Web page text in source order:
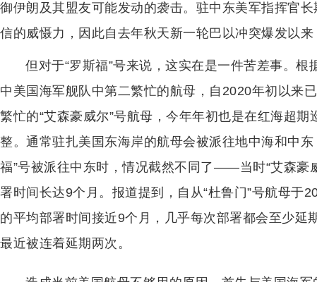
御伊朗及其盟友可能发动的袭击。驻中东美军指挥官
信的威慑力，因此自去年秋天新一轮巴以冲突爆发以
但对于“罗斯福”号来说，这实在是一件苦差事。
中美国海军舰队中第二繁忙的航母，自2020年初以
繁忙的“艾森豪威尔”号航母，今年年初也是在红海超
整。通常驻扎美国东海岸的航母会被派往地中海和中
福”号被派往中东时，情况截然不同了——当时“艾森豪
署时间长达9个月。报道提到，自从“杜鲁门”号航母于
的平均部署时间接近9个月，几乎每次部署都会至少
最近被连着延期两次。